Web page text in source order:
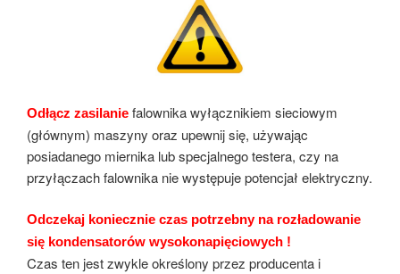
Odłącz zasilanie falownika wyłącznikiem sieciowym
(głównym) maszyny oraz upewnij się, używając
posiadanego miernika lub specjalnego testera, czy na
przyłączach falownika nie występuje potencjał elektryczny.
Odczekaj koniecznie czas potrzebny na rozładowanie
się kondensatorów wysokonapięciowych !
Czas ten jest zwykle określony przez producenta i